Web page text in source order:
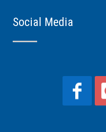
Social Media